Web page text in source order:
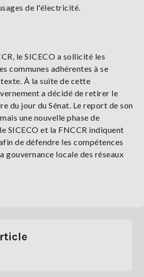
de l'électricité.
le SICECO a sollicité les
communes adhérentes à se
À la suite de cette
a décidé de retirer le
du jour du Sénat. Le report de son
une nouvelle phase de
SICECO et la FNCCR indiquent
de défendre les compétences
gouvernance locale des réseaux